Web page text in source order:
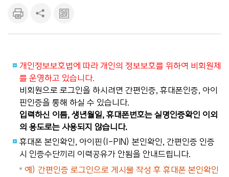
기
기
크 보
개인정보보호법에 따라 개인의 정보보호를 위하여 비회원제
를 운영하고 있습니다.
비회원으로 로그인을 하시려면 간편인증, 휴대폰인증, 아이
핀인증을 통해 하실 수 있습니다.
입력하신 이름, 생년월일, 휴대폰번호는 실명인증확인 이외
의 용도로는 사용되지 않습니다.
휴대폰 본인확인, 아이핀(I-PIN) 본인확인, 간편인증 인증
시 인증수단끼리 이력공유가 안됨을 안내드립니다.
예) 간편인증 로그인으로 게시물 작성 후 휴대폰 본인확인